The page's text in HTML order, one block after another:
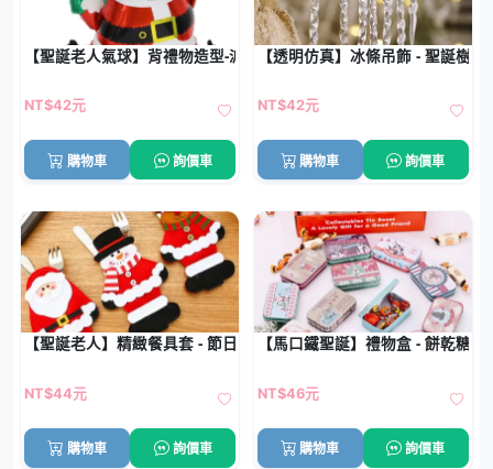
【聖誕老人氣球】背禮物造型-派對鋁膜氣球
NT$42元
購物車 詢價車
【透明仿真】冰條吊飾 - 聖誕樹螺
NT$42元
購物車 詢價車
【聖誕老人】精緻餐具套 - 節日氣氛餐桌裝飾
NT$44元
購物車 詢價車
【馬口鐵聖誕】禮物盒 - 餅乾糖果
NT$46元
購物車 詢價車